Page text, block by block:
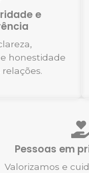
e
honestidade
Pessoas em
Valorizamos e